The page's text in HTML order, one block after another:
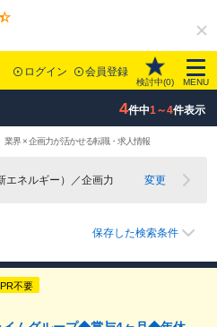
ログイン 会員登録
検討中(0) MENU
4件中1～4件表示
界 × 企画力が活かせる転職・求人情報
エネルギー）／企画力 変更
保存した検索条件
不要